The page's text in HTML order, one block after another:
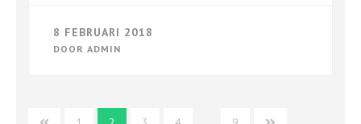
8 FEBRUARI 2018
DOOR ADMIN
…